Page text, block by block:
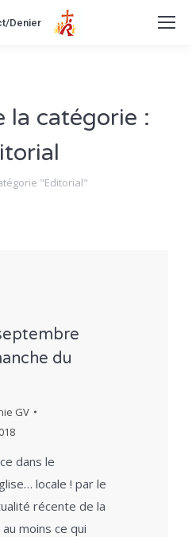
Denier
la catégorie :
: "Editorial"
du
GV
dans le
locale ! par le
récente de la
moins ce qui